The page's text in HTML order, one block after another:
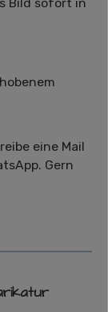
eine Mail
Gern